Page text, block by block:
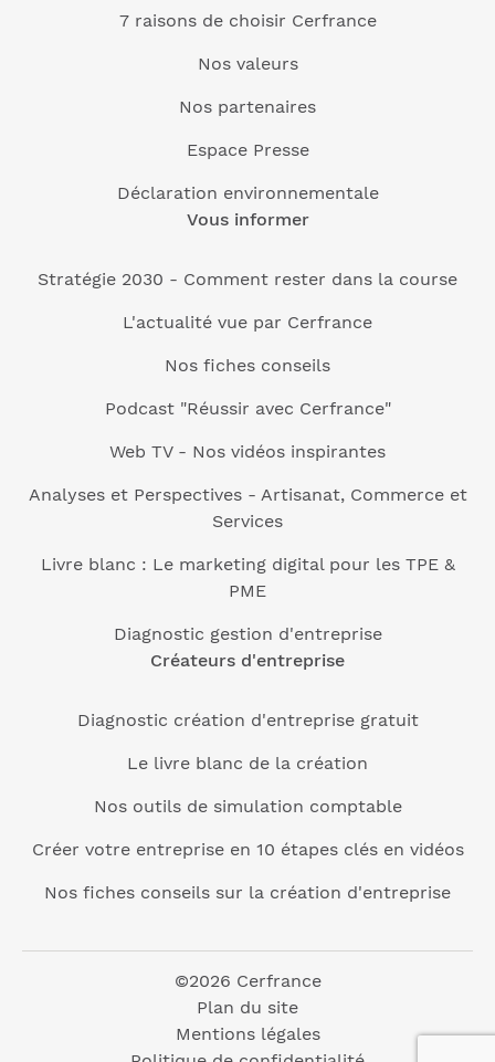
7 raisons de choisir Cerfrance
Nos valeurs
Nos partenaires
Espace Presse
Déclaration environnementale
Vous informer
Stratégie 2030 - Comment rester dans la course
L'actualité vue par Cerfrance
Nos fiches conseils
Podcast "Réussir avec Cerfrance"
Web TV - Nos vidéos inspirantes
Analyses et Perspectives - Artisanat, Commerce et
Services
Livre blanc : Le marketing digital pour les TPE &
PME
Diagnostic gestion d'entreprise
Créateurs d'entreprise
Diagnostic création d'entreprise gratuit
Le livre blanc de la création
Nos outils de simulation comptable
Créer votre entreprise en 10 étapes clés en vidéos
Nos fiches conseils sur la création d'entreprise
©2026 Cerfrance
Plan du site
Mentions légales